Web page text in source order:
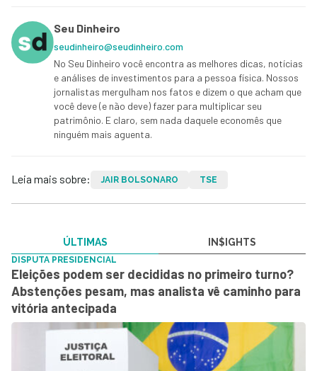
Seu Dinheiro
seudinheiro@seudinheiro.com
No Seu Dinheiro você encontra as melhores dicas, notícias
e análises de investimentos para a pessoa física. Nossos
jornalistas mergulham nos fatos e dizem o que acham que
você deve (e não deve) fazer para multiplicar seu
patrimônio. E claro, sem nada daquele economês que
ninguém mais aguenta.
Leia mais sobre: JAIR BOLSONARO TSE
ÚLTIMAS IN$IGHTS
DISPUTA PRESIDENCIAL
Eleições podem ser decididas no primeiro turno?
Abstenções pesam, mas analista vê caminho para
vitória antecipada